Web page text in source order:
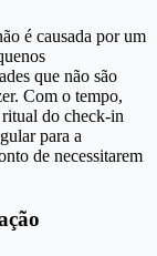
é causada por um
que não são
Com o tempo,
do check-in
para a
de necessitarem